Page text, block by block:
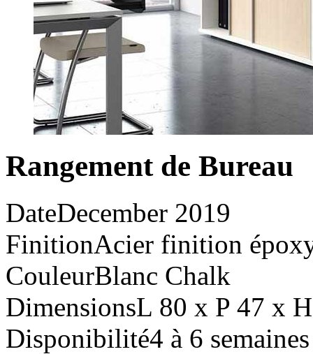
Rangement de Bureau
DateDecember 2019
FinitionAcier finition
CouleurBlanc Chalk
DimensionsL 80 x P 47 x
Disponibilité4 à 6 semaines